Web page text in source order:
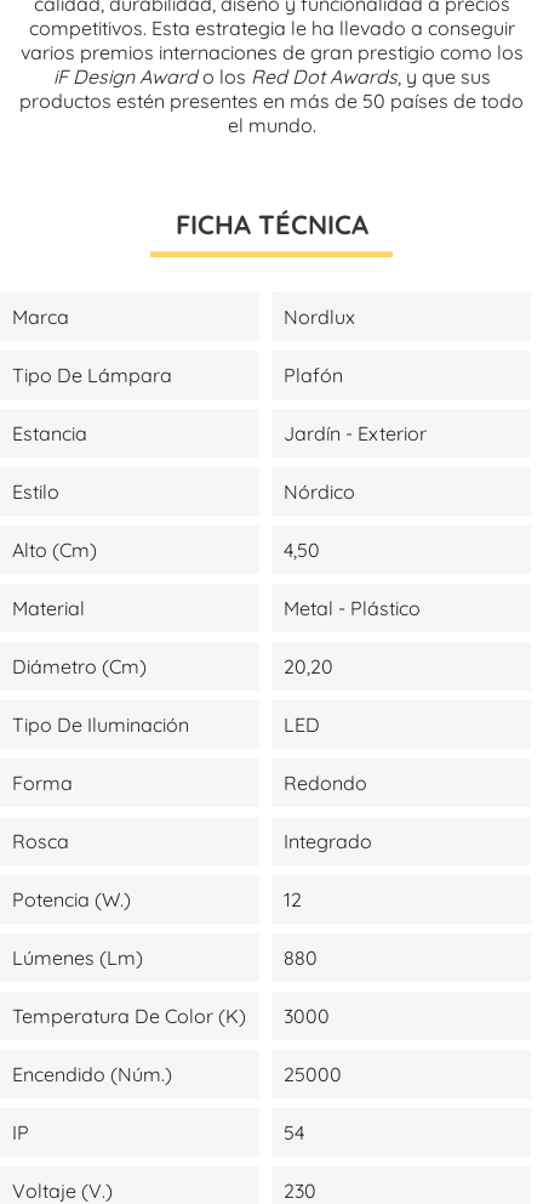
competitivos. Esta estrategia le ha llevado a conseguir
varios premios internaciones de gran prestigio como los
iF Design Awardo los Red Dot Awards, y que sus
productos estén presentes en más de 50 países de todo
el mundo.
FICHA TÉCNICA
Marca Nordlux
Tipo De Lámpara Plafón
Estancia Jardín - Exterior
Estilo Nórdico
Alto (cm) 4,50
Material Metal - Plástico
Diámetro (cm) 20,20
Tipo De Iluminación LED
Forma Redondo
Rosca Integrado
Potencia (W.) 12
Lúmenes (lm) 880
Temperatura De Color (K) 3000
Encendido (Núm.) 25000
IP 54
Voltaje (V.) 230